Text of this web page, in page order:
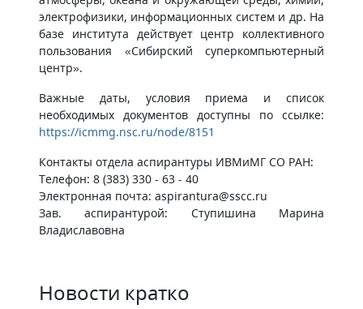
электрофизики, информационных систем и др. На
базе института действует центр коллективного
пользования «Сибирский суперкомпьютерный
центр».
Важные даты, условия приема и список
необходимых документов доступны по ссылке:
https://icmmg.nsc.ru/node/8151
Контакты отдела аспирантуры ИВМиМГ СО РАН:
Телефон: 8 (383) 330 - 63 - 40
Электронная почта: aspirantura@sscc.ru
Зав. аспирантурой: Ступишина Марина
Владиславовна
Новости кратко